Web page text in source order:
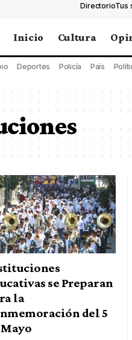
DirectorioTus
Inicio Cultura
Deportes Policía País
se Preparan
la
del 5